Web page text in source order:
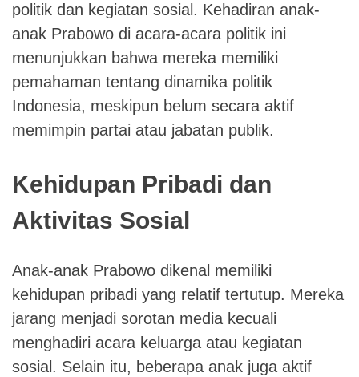
politik dan kegiatan sosial. Kehadiran anak-
anak Prabowo di acara-acara politik ini
menunjukkan bahwa mereka memiliki
pemahaman tentang dinamika politik
Indonesia, meskipun belum secara aktif
memimpin partai atau jabatan publik.
Kehidupan Pribadi dan
Aktivitas Sosial
Anak-anak Prabowo dikenal memiliki
kehidupan pribadi yang relatif tertutup. Mereka
jarang menjadi sorotan media kecuali
menghadiri acara keluarga atau kegiatan
sosial. Selain itu, beberapa anak juga aktif